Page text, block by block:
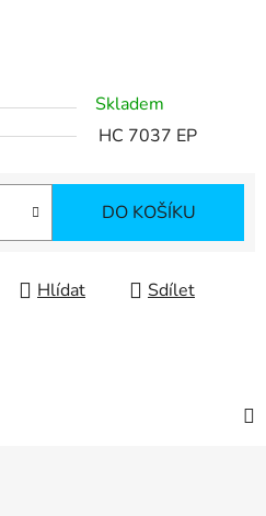
Skladem
HC 7037 EP
DO KOŠÍKU
Hlídat Sdílet